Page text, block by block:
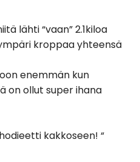
lähti “vaan” 2.1kiloa
kroppaa yhteensä
enemmän kun
on ollut super ihana
kakkoseen! “